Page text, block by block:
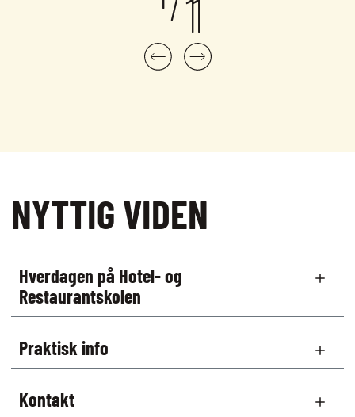
11
NYTTIG VIDEN
Hverdagen på Hotel- og
Restaurantskolen
Praktisk info
Kontakt